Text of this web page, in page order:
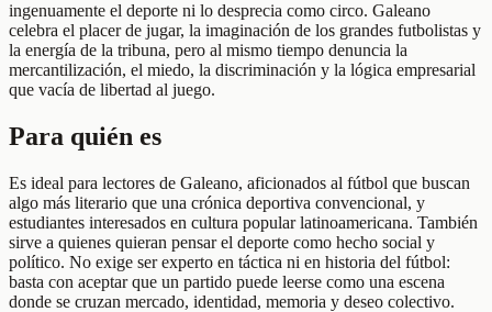
ingenuamente el deporte ni lo desprecia como circo. Galeano
celebra el placer de jugar, la imaginación de los grandes futbolistas y
la energía de la tribuna, pero al mismo tiempo denuncia la
mercantilización, el miedo, la discriminación y la lógica empresarial
que vacía de libertad al juego.
Para quién es
Es ideal para lectores de Galeano, aficionados al fútbol que buscan
algo más literario que una crónica deportiva convencional, y
estudiantes interesados en cultura popular latinoamericana. También
sirve a quienes quieran pensar el deporte como hecho social y
político. No exige ser experto en táctica ni en historia del fútbol:
basta con aceptar que un partido puede leerse como una escena
donde se cruzan mercado, identidad, memoria y deseo colectivo.